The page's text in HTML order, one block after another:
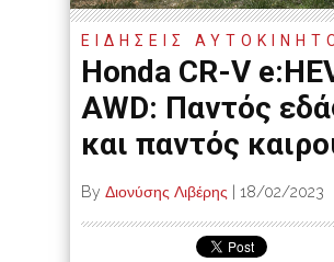
ΕΙΔΗΣΕΙΣ
Honda CR-V
AWD: Παντός
και παντός
By Διονύσης Λιβέρης 18/02/2023